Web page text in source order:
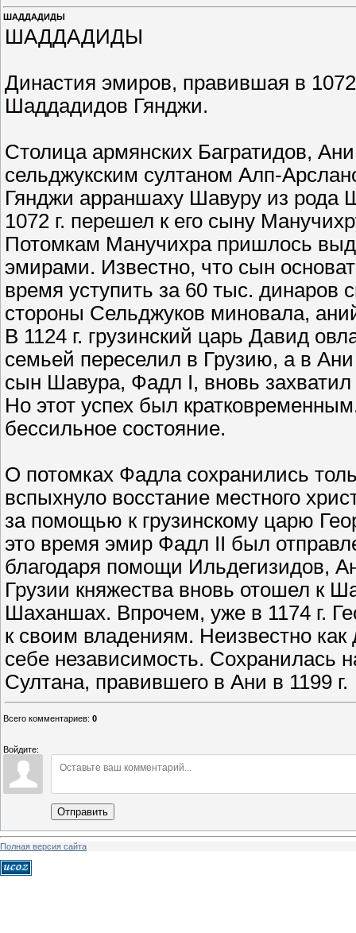
ШАДДАДИДЫ
ШАДДАДИДЫ
Династия эмиров, правившая в
Шаддадидов Гянджи.
Столица армянских Багратидов,
сельджукским султаном Алп-
Гянджи арраншаху Шавуру из
1072 г. перешел к его сыну
Потомкам Манучихра пришлось
эмирами. Известно, что сын
время уступить за 60 тыс. динаров
стороны Сельджуков миновала,
В 1124 г. грузинский царь Давид
семьей переселил в Грузию, а в Ани
сын Шавура, Фадл I, вновь
Но этот успех был
бессильное состояние.
О потомках Фадла сохранились
вспыхнуло восстание местного
за помощью к грузинскому царю
это время эмир Фадл II был
благодаря помощи Ильдегизидов,
Грузии княжества вновь отошел к
Шаханшах. Впрочем, уже в 1174 г.
к своим владениям. Неизвестно
себе независимость. Сохранилась
Султана, правившего в Ани в 1199 г.
Всего комментариев: 0
Войдите:
Отправить
Полная версия сайта